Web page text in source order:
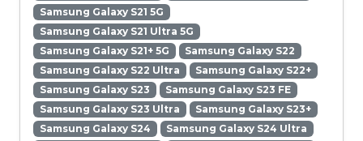
Samsung Galaxy S21 5G
Samsung Galaxy S21 Ultra 5G
Samsung Galaxy S21+ 5G
Samsung Galaxy S22
Samsung Galaxy S22 Ultra
Samsung Galaxy S22+
Samsung Galaxy S23
Samsung Galaxy S23 FE
Samsung Galaxy S23 Ultra
Samsung Galaxy S23+
Samsung Galaxy S24
Samsung Galaxy S24 Ultra